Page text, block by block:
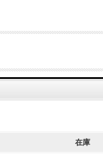
在庫